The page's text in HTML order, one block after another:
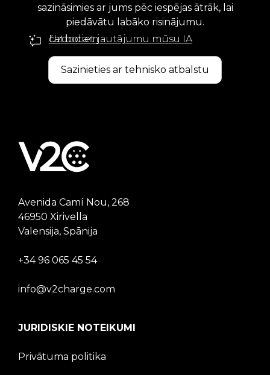
sazināsimies ar jums pēc iespējas ātrāk, lai
piedāvātu labāko risinājumu.
Uzdodiet jautājumu mūsu IA čatbotam
Sazinieties ar tehnisko atbalstu
Avenida Camí Nou, 268
46950 Xirivella
Valensija, Spānija
+34 96 065 45 54
info@v2charge.com
JURIDISKIE NOTEIKUMI
Privātuma politika